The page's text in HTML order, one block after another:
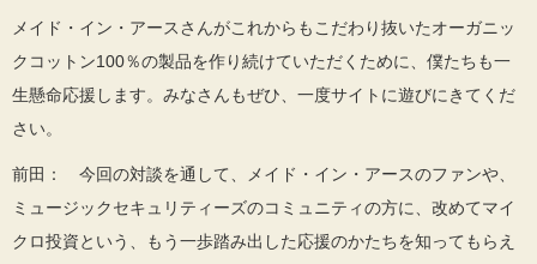
メイド・イン・アースさんがこれからもこだわり抜いたオーガニッ
クコットン100％の製品を作り続けていただくために、僕たちも一
生懸命応援します。みなさんもぜひ、一度サイトに遊びにきてくだ
さい。
前田： 今回の対談を通して、メイド・イン・アースのファンや、
ミュージックセキュリティーズのコミュニティの方に、改めてマイ
クロ投資という、もう一歩踏み出した応援のかたちを知ってもらえ